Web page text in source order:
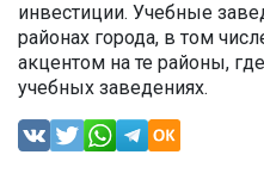
инвестиции. Учебные
районах города, в том
акцентом на те районы,
учебных заведениях.